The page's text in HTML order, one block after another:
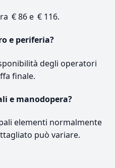
€ 86 e € 116.
e periferia?
degli operatori
finale.
e manodopera?
elementi normalmente
può variare.